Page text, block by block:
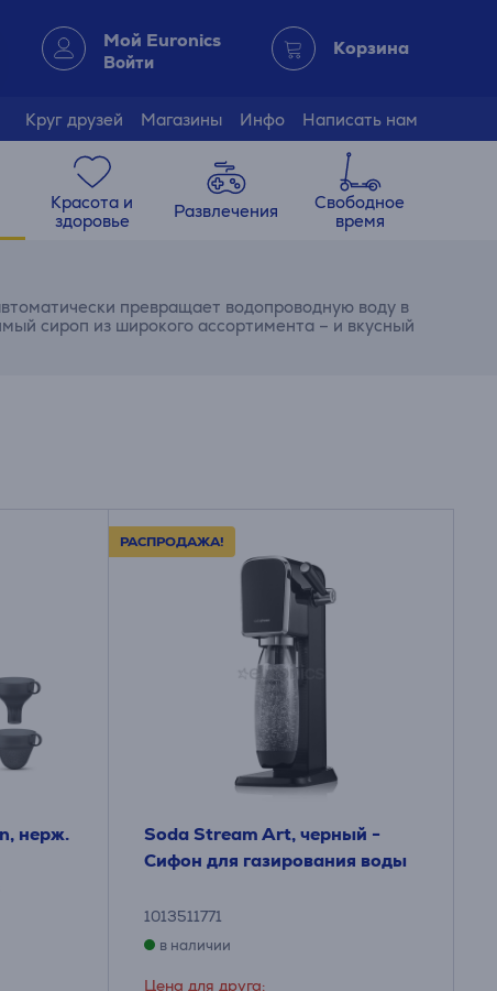
Мой Euronics
Войти
Корзина
Круг друзей Магазины Инфо Написать нам
Красота и
здоровье
Развлечения
Свободное
время
превращает водопроводную воду в
сироп из широкого ассортимента – и вкусный
нерж.
РАСПРОДАЖА!
Soda Stream Art, черный -
Сифон для газирования воды
1013511771
в наличии
Цена для друга: